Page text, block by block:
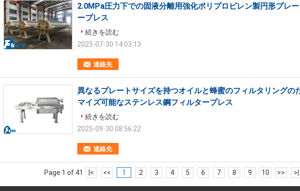
2.0MPa圧力下での固液分離用強化ポリプロピレン製円形プレ
ープレス
連絡先
続きを読む
2025-07-30 14:03:13
異なるプレートサイズを持つオイルと蜂蜜のフィルタリングの
マイズ可能なステンレス鋼フィルタープレス
連絡先
続きを読む
2025-09-30 08:56:22
Page 1 of 41 |< << 1 2 3 4 5 6 7 8 9 10 >> >|